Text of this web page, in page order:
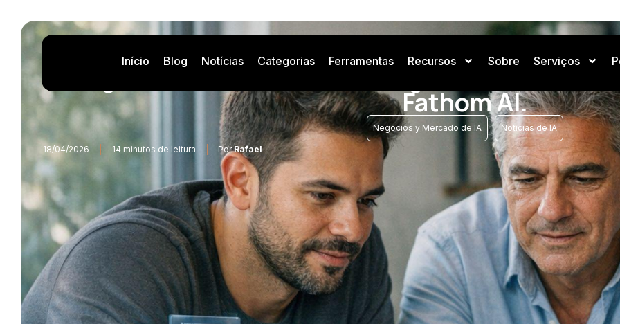
Início Blog Notícias Categorias Ferramentas Recursos Sobre Serviços
Ingresos recurrentes: Inteligencia artificial,
Fathom AI.
Negocios y Mercado de IA , Noticias de IA
18/04/2026 14 minutos de leitura PorRafael